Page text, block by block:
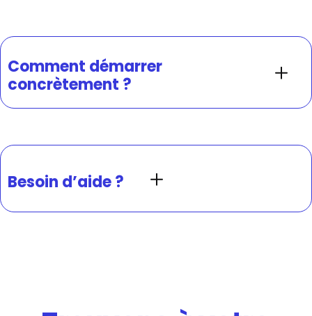
Comment démarrer
concrètement ?
Besoin d’aide ?